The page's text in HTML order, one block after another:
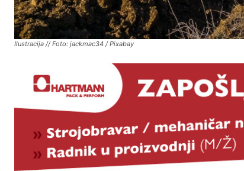
Ilustracija // Foto: jackmac34 / Pixabay